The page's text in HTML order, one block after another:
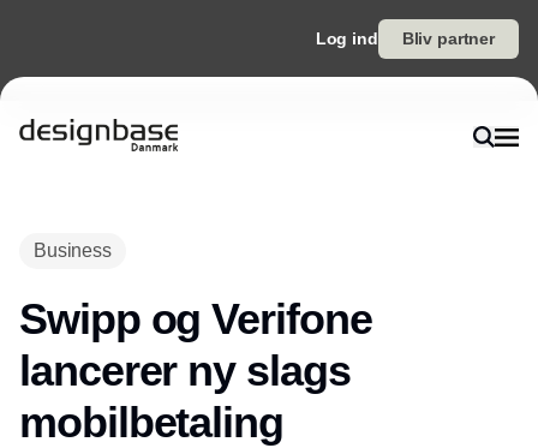
Log ind Bliv partner
Business
Swipp og Verifone
lancerer ny slags
mobilbetaling